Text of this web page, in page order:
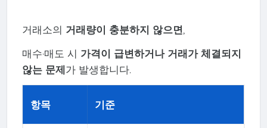
거래소의 거래량이 충분하지 않으면,
매수·매도 시 가격이 급변하거나 거래가 체결되지
않는 문제가 발생합니다.
항목 기준